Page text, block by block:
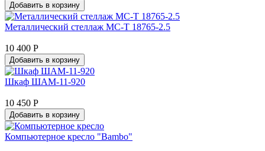
Добавить в корзину
Металлический стеллаж МС-Т 18765-2.5
10 400 Р
Добавить в корзину
Шкаф ШАМ-11-920
10 450 Р
Добавить в корзину
Компьютерное кресло "Bambo"